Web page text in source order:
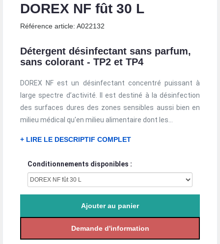
DOREX NF fût 30 L
Référence article: A022132
Détergent désinfectant sans parfum,
sans colorant - TP2 et TP4
DOREX NF est un désinfectant concentré puissant à
large spectre d’activité. Il est destiné à la désinfection
des surfaces dures des zones sensibles aussi bien en
milieu médical qu'en milieu alimentaire dont les...
+ LIRE LE DESCRIPTIF COMPLET
Conditionnements disponibles :